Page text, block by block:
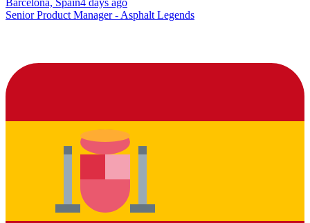
Senior Product Manager - Asphalt Legends